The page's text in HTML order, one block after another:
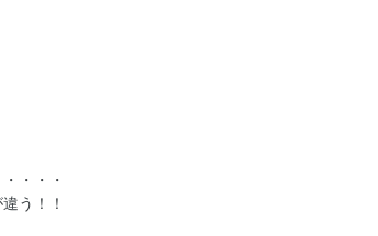
・・・
う！！